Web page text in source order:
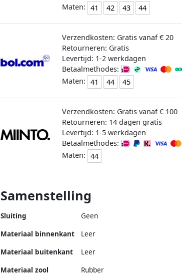
Maten: 41 42 43 44
Verzendkosten: Gratis vanaf € 20
Retourneren: Gratis
Levertijd: 1-2 werkdagen
Betaalmethodes:
Maten: 41 44 45
Verzendkosten: Gratis vanaf € 100
Retourneren: 14 dagen gratis
Levertijd: 1-5 werkdagen
Betaalmethodes:
Maten: 44
Samenstelling
Sluiting
Geen
Materiaal binnenkant
Leer
Materiaal buitenkant
Leer
Materiaal zool
Rubber